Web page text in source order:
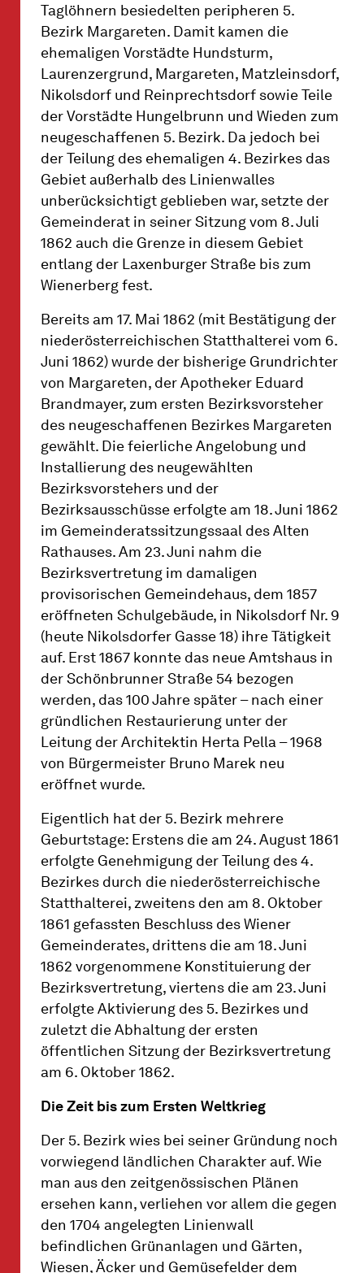
Taglöhnern besiedelten peripheren 5.
Bezirk Margareten. Damit kamen die
ehemaligen Vorstädte Hundsturm,
Laurenzergrund, Margareten, Matzleinsdorf,
Nikolsdorf und Reinprechtsdorf sowie Teile
der Vorstädte Hungelbrunn und Wieden zum
neugeschaffenen 5. Bezirk. Da jedoch bei
der Teilung des ehemaligen 4. Bezirkes das
Gebiet außerhalb des Linienwalles
unberücksichtigt geblieben war, setzte der
Gemeinderat in seiner Sitzung vom 8. Juli
1862 auch die Grenze in diesem Gebiet
entlang der Laxenburger Straße bis zum
Wienerberg fest.
Bereits am 17. Mai 1862 (mit Bestätigung der
niederösterreichischen Statthalterei vom 6.
Juni 1862) wurde der bisherige Grundrichter
von Margareten, der Apotheker Eduard
Brandmayer, zum ersten Bezirksvorsteher
des neugeschaffenen Bezirkes Margareten
gewählt. Die feierliche Angelobung und
Installierung des neugewählten
Bezirksvorstehers und der
Bezirksausschüsse erfolgte am 18. Juni 1862
im Gemeinderatssitzungssaal des Alten
Rathauses. Am 23. Juni nahm die
Bezirksvertretung im damaligen
provisorischen Gemeindehaus, dem 1857
eröffneten Schulgebäude, in Nikolsdorf Nr. 9
(heute Nikolsdorfer Gasse 18) ihre Tätigkeit
auf. Erst 1867 konnte das neue Amtshaus in
der Schönbrunner Straße 54 bezogen
werden, das 100 Jahre später – nach einer
gründlichen Restaurierung unter der
Leitung der Architektin Herta Pella – 1968
von Bürgermeister Bruno Marek neu
eröffnet wurde.
Eigentlich hat der 5. Bezirk mehrere
Geburtstage: Erstens die am 24. August 1861
erfolgte Genehmigung der Teilung des 4.
Bezirkes durch die niederösterreichische
Statthalterei, zweitens den am 8. Oktober
1861 gefassten Beschluss des Wiener
Gemeinderates, drittens die am 18. Juni
1862 vorgenommene Konstituierung der
Bezirksvertretung, viertens die am 23. Juni
erfolgte Aktivierung des 5. Bezirkes und
zuletzt die Abhaltung der ersten
öffentlichen Sitzung der Bezirksvertretung
am 6. Oktober 1862.
Die Zeit bis zum Ersten Weltkrieg
Der 5. Bezirk wies bei seiner Gründung noch
vorwiegend ländlichen Charakter auf. Wie
man aus den zeitgenössischen Plänen
ersehen kann, verliehen vor allem die gegen
den 1704 angelegten Linienwall
befindlichen Grünanlagen und Gärten,
Wiesen, Äcker und Gemüsefelder dem